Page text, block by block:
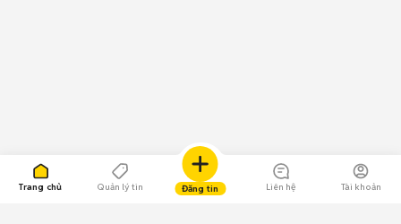
Trang chủ Quản lý tin Đăng tin Liên hệ Tài khoản